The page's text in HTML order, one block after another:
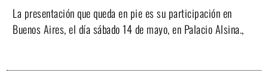
La presentación que queda en pie es su participación en
Buenos Aires, el día sábado 14 de mayo, en Palacio Alsina.,